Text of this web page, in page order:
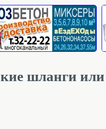
шланги или